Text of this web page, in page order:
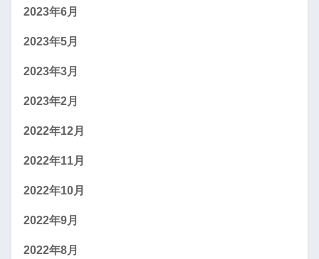
2023年6月
2023年5月
2023年3月
2023年2月
2022年12月
2022年11月
2022年10月
2022年9月
2022年8月